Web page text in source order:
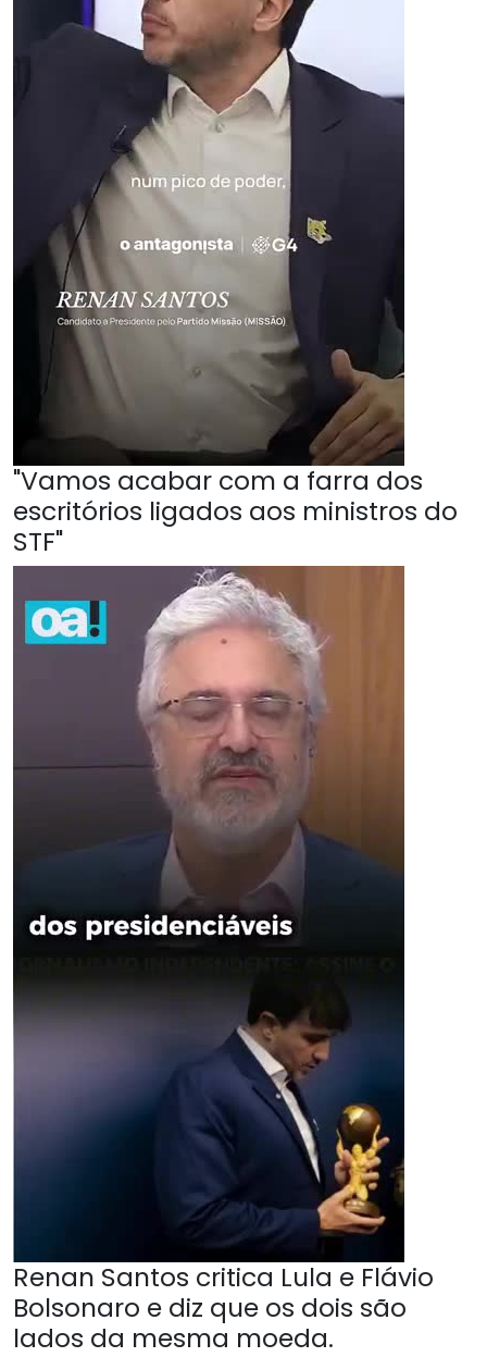
"Vamos acabar com a farra dos
escritórios ligados aos ministros do
STF"
Renan Santos critica Lula e Flávio
Bolsonaro e diz que os dois são
lados da mesma moeda.